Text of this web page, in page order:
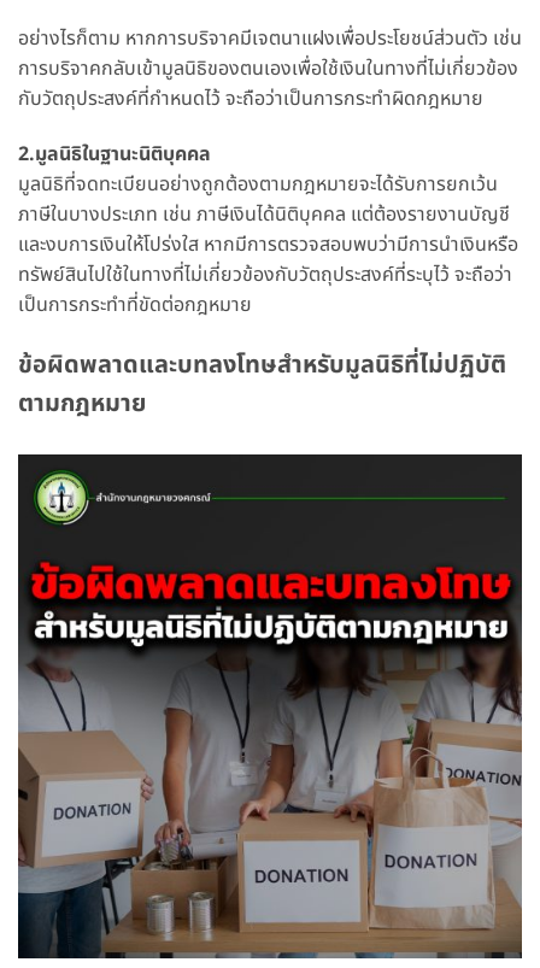
อย่างไรก็ตาม หากการบริจาคมีเจตนาแฝงเพื่อประโยชน์ส่วนตัว เช่น
การบริจาคกลับเข้ามูลนิธิของตนเองเพื่อใช้เงินในทางที่ไม่เกี่ยวข้อง
กับวัตถุประสงค์ที่กำหนดไว้ จะถือว่าเป็นการกระทำผิดกฎหมาย
2.มูลนิธิในฐานะนิติบุคคล
มูลนิธิที่จดทะเบียนอย่างถูกต้องตามกฎหมายจะได้รับการยกเว้น
ภาษีในบางประเภท เช่น ภาษีเงินได้นิติบุคคล แต่ต้องรายงานบัญชี
และงบการเงินให้โปร่งใส หากมีการตรวจสอบพบว่ามีการนำเงินหรือ
ทรัพย์สินไปใช้ในทางที่ไม่เกี่ยวข้องกับวัตถุประสงค์ที่ระบุไว้ จะถือว่า
เป็นการกระทำที่ขัดต่อกฎหมาย
ข้อผิดพลาดและบทลงโทษสำหรับมูลนิธิที่ไม่ปฏิบัติ
ตามกฎหมาย